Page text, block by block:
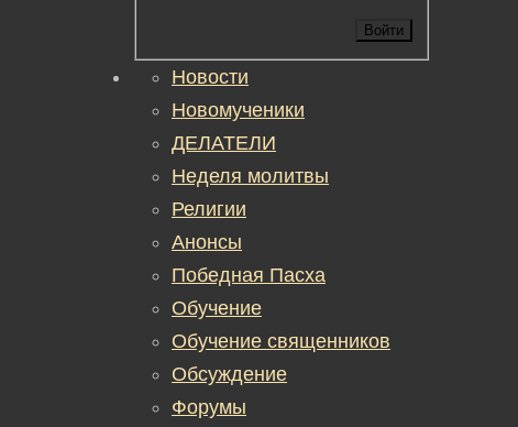
Войти
Новости
Новомученики
ДЕЛАТЕЛИ
Неделя молитвы
Религии
Анонсы
Победная Пасха
Обучение
Обучение священников
Обсуждение
Форумы